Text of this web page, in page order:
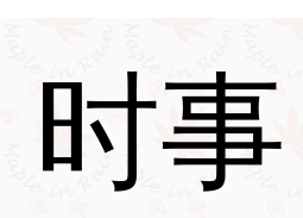
时事